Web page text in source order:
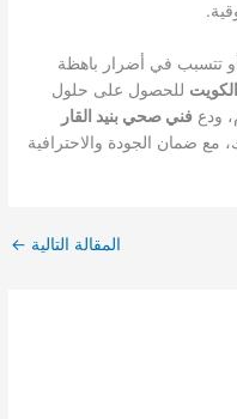
تتسبب في أضرار باهظة
الكويت للحصول على حلول
ودعفني صحي بنيد القار
مع ضمان الجودة والاحترافية
المقالة التالية ←